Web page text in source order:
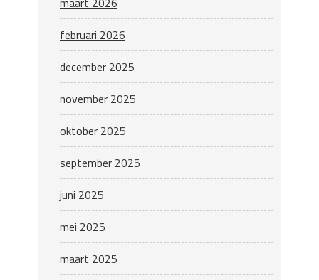
februari 2026
december 2025
november 2025
oktober 2025
september 2025
juni 2025
mei 2025
maart 2025